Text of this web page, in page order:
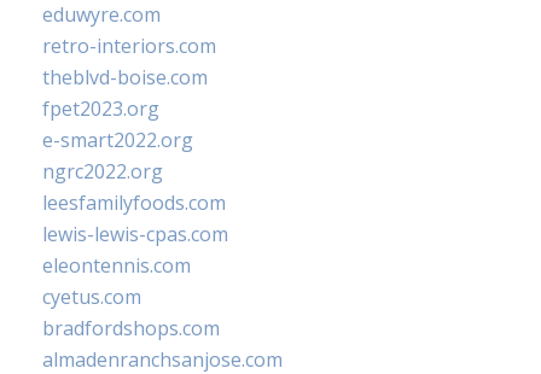
eduwyre.com
retro-interiors.com
theblvd-boise.com
fpet2023.org
e-smart2022.org
ngrc2022.org
leesfamilyfoods.com
lewis-lewis-cpas.com
eleontennis.com
cyetus.com
bradfordshops.com
almadenranchsanjose.com